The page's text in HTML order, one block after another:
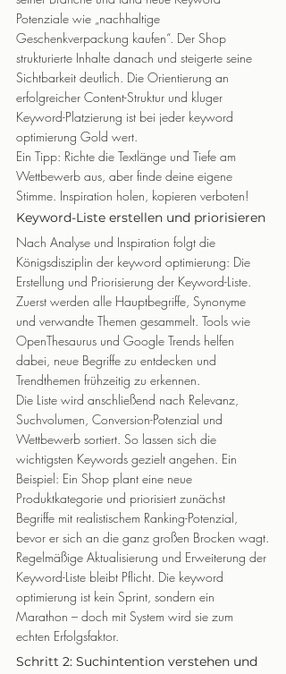
Potenziale wie „nachhaltige
Geschenkverpackung kaufen“. Der Shop
strukturierte Inhalte danach und steigerte seine
Sichtbarkeit deutlich. Die Orientierung an
erfolgreicher Content-Struktur und kluger
Keyword-Platzierung ist bei jeder keyword
optimierung Gold wert.
Ein Tipp: Richte die Textlänge und Tiefe am
Wettbewerb aus, aber finde deine eigene
Stimme. Inspiration holen, kopieren verboten!
Keyword-Liste erstellen und priorisieren
Nach Analyse und Inspiration folgt die
Königsdisziplin der keyword optimierung: Die
Erstellung und Priorisierung der Keyword-Liste.
Zuerst werden alle Hauptbegriffe, Synonyme
und verwandte Themen gesammelt. Tools wie
OpenThesaurus und Google Trends helfen
dabei, neue Begriffe zu entdecken und
Trendthemen frühzeitig zu erkennen.
Die Liste wird anschließend nach Relevanz,
Suchvolumen, Conversion-Potenzial und
Wettbewerb sortiert. So lassen sich die
wichtigsten Keywords gezielt angehen. Ein
Beispiel: Ein Shop plant eine neue
Produktkategorie und priorisiert zunächst
Begriffe mit realistischem Ranking-Potenzial,
bevor er sich an die ganz großen Brocken wagt.
Regelmäßige Aktualisierung und Erweiterung der
Keyword-Liste bleibt Pflicht. Die keyword
optimierung ist kein Sprint, sondern ein
Marathon – doch mit System wird sie zum
echten Erfolgsfaktor.
Schritt 2: Suchintention verstehen und